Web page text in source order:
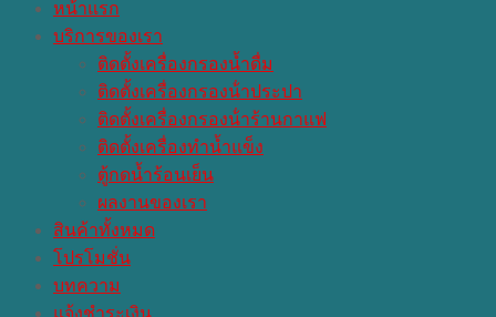
หน้าแรก
บริการของเรา
ติดตั้งเครื่องกรองน้ำดื่ม
ติดตั้งเครื่องกรองน้ําประปา
ติดตั้งเครื่องกรองน้ําร้านกาแฟ
ติดตั้งเครื่องทำน้ำแข็ง
ตู้กดน้ำร้อนเย็น
ผลงานของเรา
สินค้าทั้งหมด
โปรโมชั่น
บทความ
แจ้งชำระเงิน